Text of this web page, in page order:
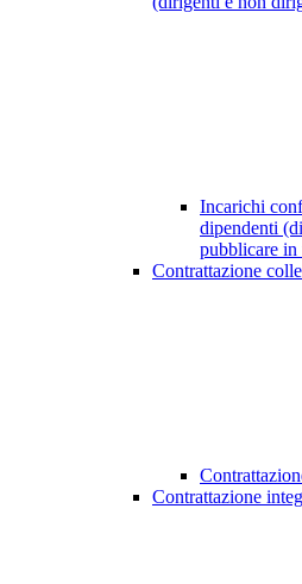
Incarichi
dipendenti
pubblicare in
Contrattazione
Contrattazione